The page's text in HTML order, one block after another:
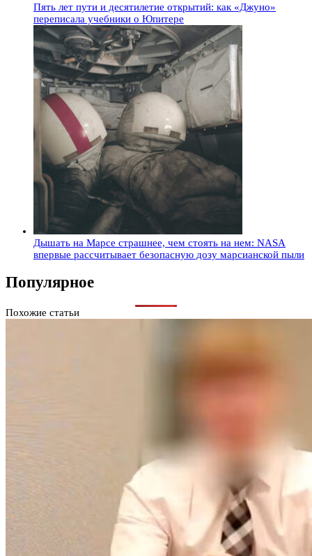
Пять лет пути и десятилетие открытий: как «Джуно»
переписала учебники о Юпитере
Дышать на Марсе страшнее, чем стоять на нем: NASA
впервые рассчитывает безопасную дозу марсианской пыли
Популярное
Похожие статьи